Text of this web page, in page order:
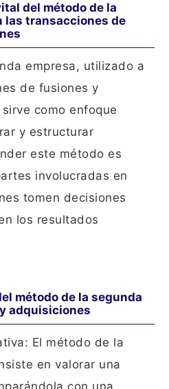
del método de la
las transacciones de
empresa, utilizado a
de fusiones y
como enfoque
y estructurar
este método es
involucradas en
tomen decisiones
los resultados
método de la segunda
adquisiciones
El método de la
en valorar una